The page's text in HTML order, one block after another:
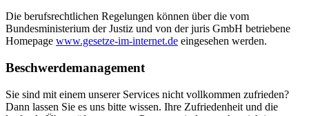
Die berufsrechtlichen Regelungen können über die vom
Bundesministerium der Justiz und von der juris GmbH betriebene
Homepage www.gesetze-im-internet.de eingesehen werden.
Beschwerdemanagement
Sie sind mit einem unserer Services nicht vollkommen zufrieden?
Dann lassen Sie es uns bitte wissen. Ihre Zufriedenheit und die